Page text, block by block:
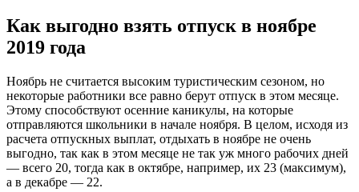
Как выгодно взять отпуск в ноябре
2019 года
Ноябрь не считается высоким туристическим сезоном, но
некоторые работники все равно берут отпуск в этом месяце.
Этому способствуют осенние каникулы, на которые
отправляются школьники в начале ноября. В целом, исходя из
расчета отпускных выплат, отдыхать в ноябре не очень
выгодно, так как в этом месяце не так уж много рабочих дней
— всего 20, тогда как в октябре, например, их 23 (максимум),
а в декабре — 22.